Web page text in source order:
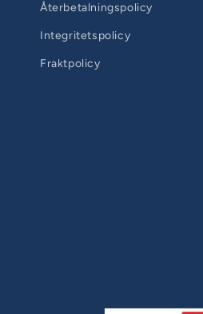
Återbetalningspolicy
Integritetspolicy
Fraktpolicy